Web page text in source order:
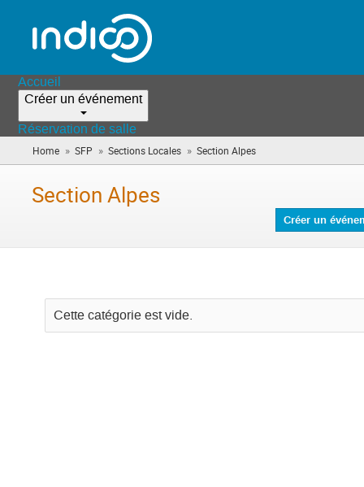
Accueil
Créer un événement
Réservation de salle
Home » SFP » Sections Locales » Section Alpes
êtes
Section Alpes
Créer un
Cette catégorie est vide.